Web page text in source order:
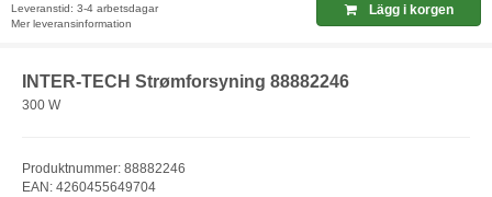
Leveranstid: 3-4 arbetsdagar
Mer leveransinformation
Lägg i korgen
INTER-TECH Strømforsyning 88882246
300 W
Produktnummer: 88882246
EAN: 4260455649704